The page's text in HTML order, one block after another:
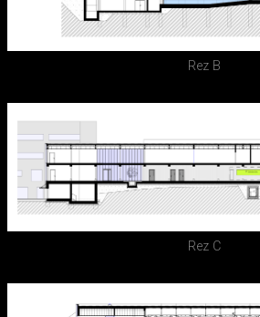
Rez B
Rez C